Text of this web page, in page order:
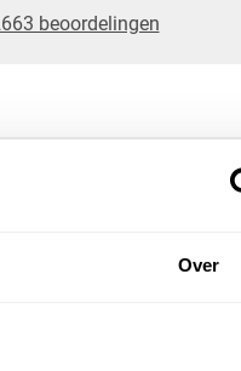
Over
beoordelingen